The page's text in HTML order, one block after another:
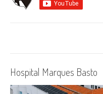
Hospital Marques Basto